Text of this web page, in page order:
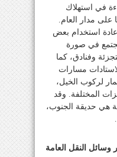
في استهلاك
على مدار العام.
استخدام بعض
في صورة
وفنادق، كما
مسارات
لركوب الخيل،
المختلفة. وقد
هي حديقة الجنوب،
النقل العامة